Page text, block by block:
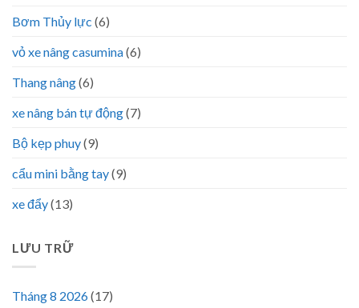
Bơm Thủy lực (6)
vỏ xe nâng casumina(6)
Thang nâng(6)
xe nâng bán tự động(7)
Bộ kẹp phuy(9)
cẩu mini bằng tay(9)
xe đẩy(13)
LƯU TRỮ
Tháng 8 2026(17)